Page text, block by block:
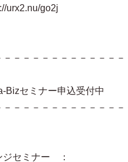
urx2.nu/go2j
－－－－－－－－－－－－－
Bizセミナー申込受付中
－－－－－－－－－－－－－
ジセミナー ：